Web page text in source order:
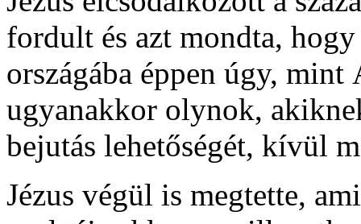
fordult és azt mondta,
országába éppen úgy, mint
ugyanakkor olynok,
bejutás lehetőségét, kívül
Jézus végül is megtette,